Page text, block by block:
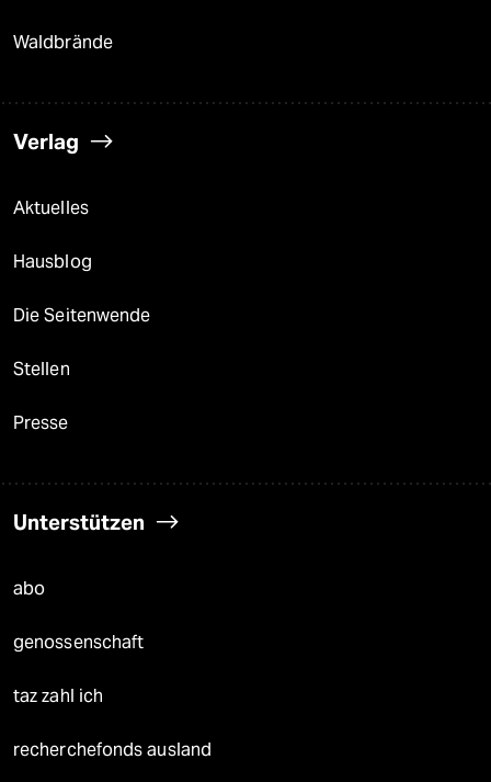
Waldbrände
Verlag
Aktuelles
Hausblog
Die Seitenwende
Stellen
Presse
Unterstützen
abo
genossenschaft
taz zahl ich
recherchefonds ausland